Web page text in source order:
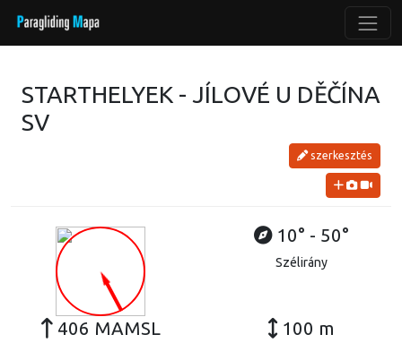
STARTHELYEK - JÍLOVÉ U DĚČÍNA
SV
szerkesztés
10° - 50°
Szélirány
406 MAMSL 100 m